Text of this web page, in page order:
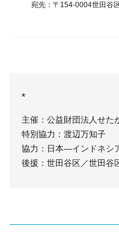
宛先：〒154-0004世田谷区
*
主催：公益財団法人せ
特別協力：渡辺万知子
協力：日本―インドネシ
後援：世田谷区／世田谷